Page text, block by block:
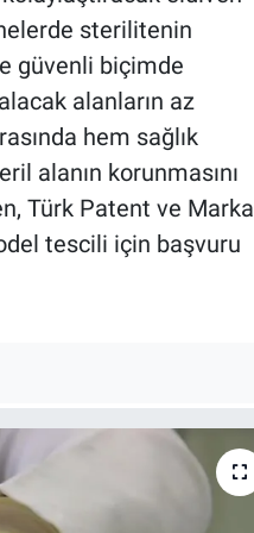
sterilitenin
güvenli biçimde
alanların az
hem sağlık
alanın korunmasını
Türk Patent ve Marka
tescili için başvuru